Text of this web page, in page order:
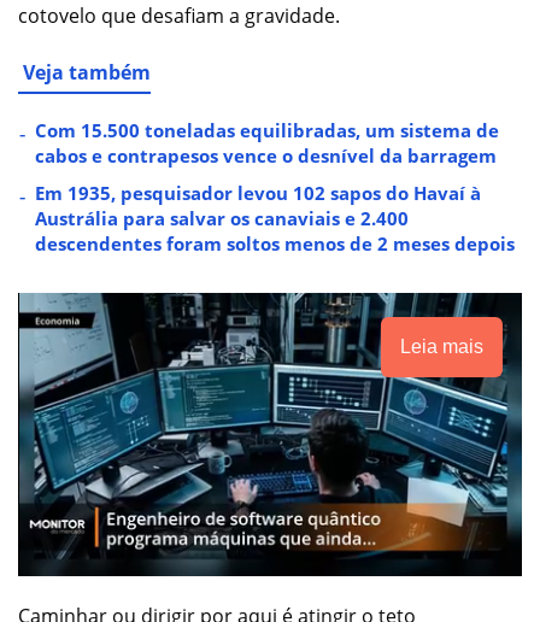
cotovelo que desafiam a gravidade.
Veja também
Com 15.500 toneladas equilibradas, um sistema de
cabos e contrapesos vence o desnível da barragem
Em 1935, pesquisador levou 102 sapos do Havaí à
Austrália para salvar os canaviais e 2.400
descendentes foram soltos menos de 2 meses depois
Leia mais
Caminhar ou dirigir por aqui é atingir o teto